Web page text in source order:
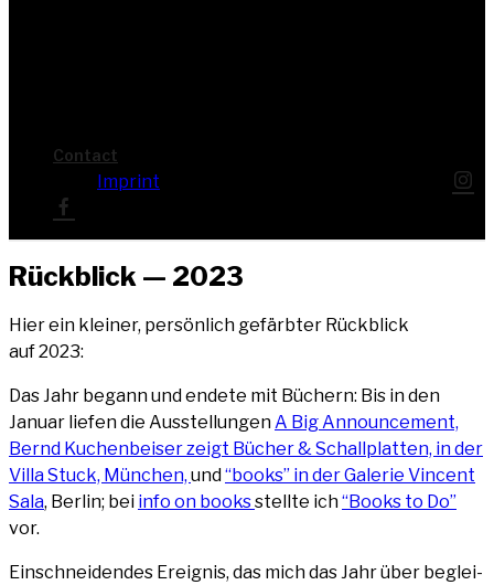
Cont­act
Imprint
Rück­blick — 2023
Hier ein klei­ner, per­sön­lich gefärb­ter Rück­blick
auf 2023:
Das Jahr begann und ende­te mit Büchern: Bis in den
Janu­ar lie­fen die Aus­stel­lun­genA Big Announce­ment,
Bernd Kuchen­bei­ser zeigt Bücher & Schall­plat­ten, in der
Vil­la Stuck, Mün­chen, und“books” in der Gale­rie Vin­cent
Sala, Ber­lin; bei info on booksstell­te ich“Books to Do”
vor.
Ein­schnei­den­des Ereig­nis, das mich das Jahr über beglei­